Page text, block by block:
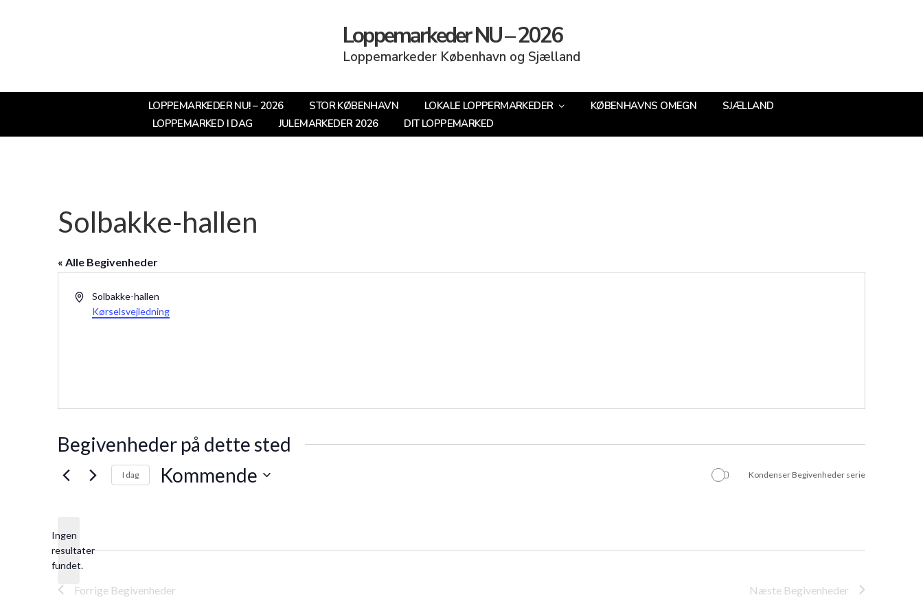
Loppemarkeder NU – 2026
Loppemarkeder København og Sjælland
LOPPEMARKEDER NU! – 2026 STOR KØBENHAVN LOKALE LOPPERMARKEDER KØBENHAVNS OMEGN
SJÆLLAND
LOPPEMARKED I DAG
JULEMARKEDER 2026 DIT LOPPEMARKED
Solbakke-hallen
« Alle Begivenheder
AdresseSolbakke-hallen
Kørselsvejledning
Begivenheder på dette sted
Notice
Ingen
resultater
fundet.
I dag Kommende Kondenser Begivenheder serie
Forrige Begivenheder Næste Begivenheder